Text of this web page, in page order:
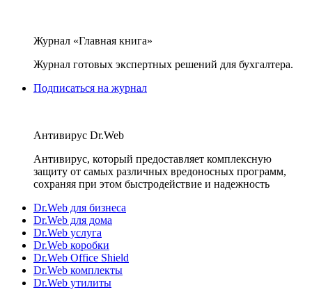
Журнал «Главная книга»
Журнал готовых экспертных решений для бухгалтера.
Подписаться на журнал
Антивирус Dr.Web
Антивирус, который предоставляет комплексную
защиту от самых различных вредоносных программ,
сохраняя при этом быстродействие и надежность
Dr.Web для бизнеса
Dr.Web для дома
Dr.Web услуга
Dr.Web коробки
Dr.Web Office Shield
Dr.Web комплекты
Dr.Web утилиты